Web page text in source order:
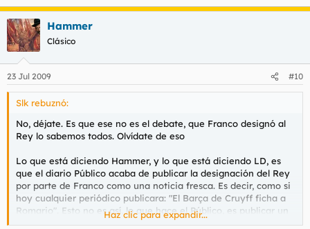
Hammer
Clásico
23 Jul 2009 #10
Slk rebuznó:
No, déjate. Es que ese no es el debate, que Franco designó al
Rey lo sabemos todos. Olvídate de eso
Lo que está diciendo Hammer, y lo que está diciendo LD, es
que el diario Público acaba de publicar la designación del Rey
por parte de Franco como una noticia fresca. Es decir, como si
hoy cualquier periódico publicara: "El Barça de Cruyff ficha a
Romario". Esto no es así, lo que hace el Público, es publicar un
artículo de Ferran Casas en el que él da su opinión sobre áquel
Haz clic para expandir...